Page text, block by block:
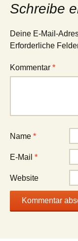
Schreibe
Deine E-Mail-
Erforderliche
Kommentar *
Name *
E-Mail *
Website